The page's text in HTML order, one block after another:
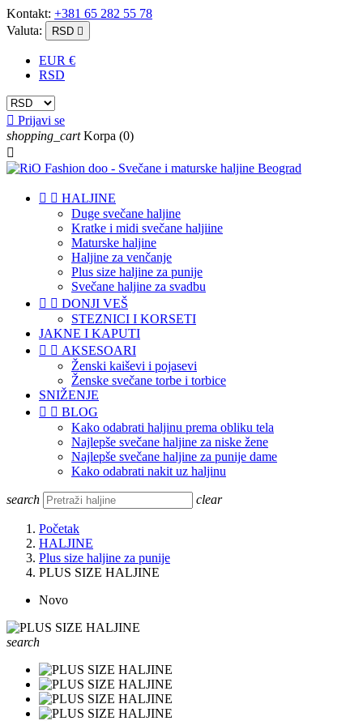
Kontakt: +381 65 282 55 78
Valuta:
RSD 
EUR €
RSD
 Prijavi se
shopping_cart Korpa (0)

  HALJINE
Duge svečane haljine
Kratke i midi svečane haljiine
Maturske haljine
Haljine za venčanje
Plus size haljine za punije
Svečane haljine za svadbu
  DONJI VEŠ
STEZNICI I KORSETI
JAKNE I KAPUTI
  AKSESOARI
Ženski kaiševi i pojasevi
Ženske svečane torbe i torbice
SNIŽENJE
  BLOG
Kako odabrati haljinu prema obliku tela
Najlepše svečane haljine za niske žene
Najlepše svečane haljine za punije dame
Kako odabrati nakit uz haljinu
search clear
Početak
HALJINE
Plus size haljine za punije
PLUS SIZE HALJINE
Novo
search